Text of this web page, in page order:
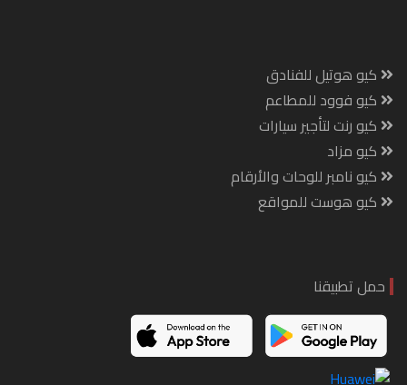
كيو هوتيل للفنادق
كيو فوود للمطاعم
كيو رنت لتأجير سيارات
كيو مزاد
كيو نامبر للوحات والأرقام
كيو هوست للمواقع
حمل تطبيقنا